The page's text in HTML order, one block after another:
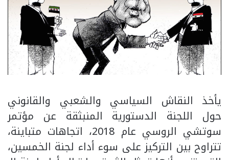
يأخذ النقاش السياسي والشعبي والقانوني
حول اللجنة الدستورية المنبثقة عن مؤتمر
سوتشي الروسي عام 2018، اتجاهات متباينة،
تتراوح بين التركيز على سوء أداء لجنة الخمسين،